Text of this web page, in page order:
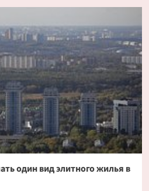
один вид элитного жилья в